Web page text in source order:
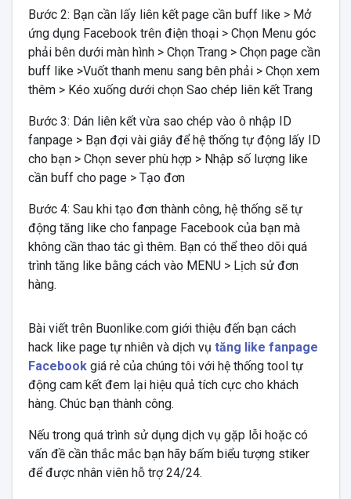
Bước 2: Bạn cần lấy liên kết page cần buff like > Mở
ứng dụng Facebook trên điện thoại > Chọn Menu góc
phải bên dưới màn hình > Chọn Trang > Chọn page cần
buff like >Vuốt thanh menu sang bên phải > Chọn xem
thêm > Kéo xuống dưới chọn Sao chép liên kết Trang
Bước 3: Dán liên kết vừa sao chép vào ô nhập ID
fanpage > Bạn đợi vài giây để hệ thống tự động lấy ID
cho bạn > Chọn sever phù hợp > Nhập số lượng like
cần buff cho page > Tạo đơn
Bước 4: Sau khi tạo đơn thành công, hệ thống sẽ tự
động tăng like cho fanpage Facebook của bạn mà
không cần thao tác gì thêm. Bạn có thể theo dõi quá
trình tăng like bằng cách vào MENU > Lịch sử đơn
hàng.
Bài viết trên Buonlike.com giới thiệu đến bạn cách
hack like page tự nhiên và dịch vụ tăng like fanpage
Facebookgiá rẻ của chúng tôi với hệ thống tool tự
động cam kết đem lại hiệu quả tích cực cho khách
hàng. Chúc bạn thành công.
Nếu trong quá trình sử dụng dịch vụ gặp lỗi hoặc có
vấn đề cần thắc mắc bạn hãy bấm biểu tượng stiker
để được nhân viên hỗ trợ 24/24.